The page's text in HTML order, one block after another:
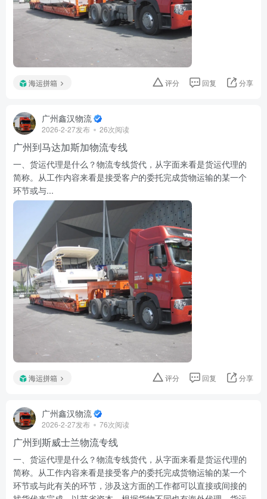
海运拼箱 评分 回复 分享
广州鑫汉物流
2026-2-27发布 26次阅读
广州到马达加斯加物流专线
一、货运代理是什么？物流专线货代，从字面来看是货运代理的
简称。从工作内容来看是接受客户的委托完成货物运输的某一个
环节或与...
海运拼箱 评分 回复 分享
广州鑫汉物流
2026-2-27发布 76次阅读
广州到斯威士兰物流专线
一、货运代理是什么？物流专线货代，从字面来看是货运代理的
简称。从工作内容来看是接受客户的委托完成货物运输的某一个
环节或与此有关的环节，涉及这方面的工作都可以直接或间接的